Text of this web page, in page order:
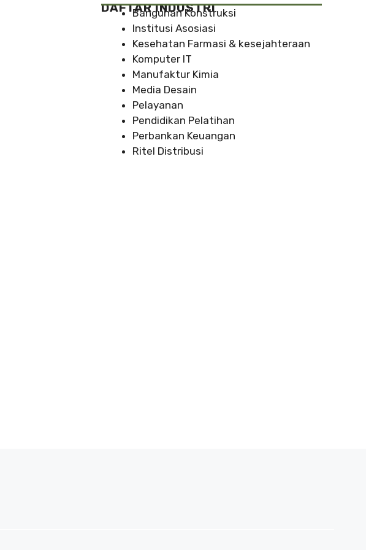
DAFTAR INDUSTRI
Bangunan Konstruksi
Institusi Asosiasi
Kesehatan Farmasi & kesejahteraan
Komputer IT
Manufaktur Kimia
Media Desain
Pelayanan
Pendidikan Pelatihan
Perbankan Keuangan
Ritel Distribusi